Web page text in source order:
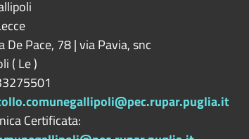
Pace, 78 | via Pavia, snc
( Le)
Certificata: